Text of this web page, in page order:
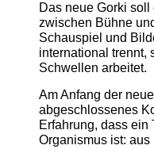
Das neue Gorki
zwischen Bühne
Schauspiel und
international trennt,
Schwellen arbeitet.
Am Anfang der
abgeschlossenes
Erfahrung, dass
Organismus ist: